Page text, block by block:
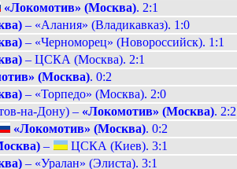
«Локомотив» (Москва). 2:1
– «Алания» (Владикавказ). 1:0
– «Черноморец» (Новороссийск). 1:1
– ЦСКА (Москва). 2:1
(Москва). 0:2
– «Торпедо» (Москва). 2:0
на-Дону) – «Локомотив» (Москва). 2:2
«Локомотив» (Москва). 0:2
– ЦСКА (Киев). 3:1
– «Уралан» (Элиста). 3:1